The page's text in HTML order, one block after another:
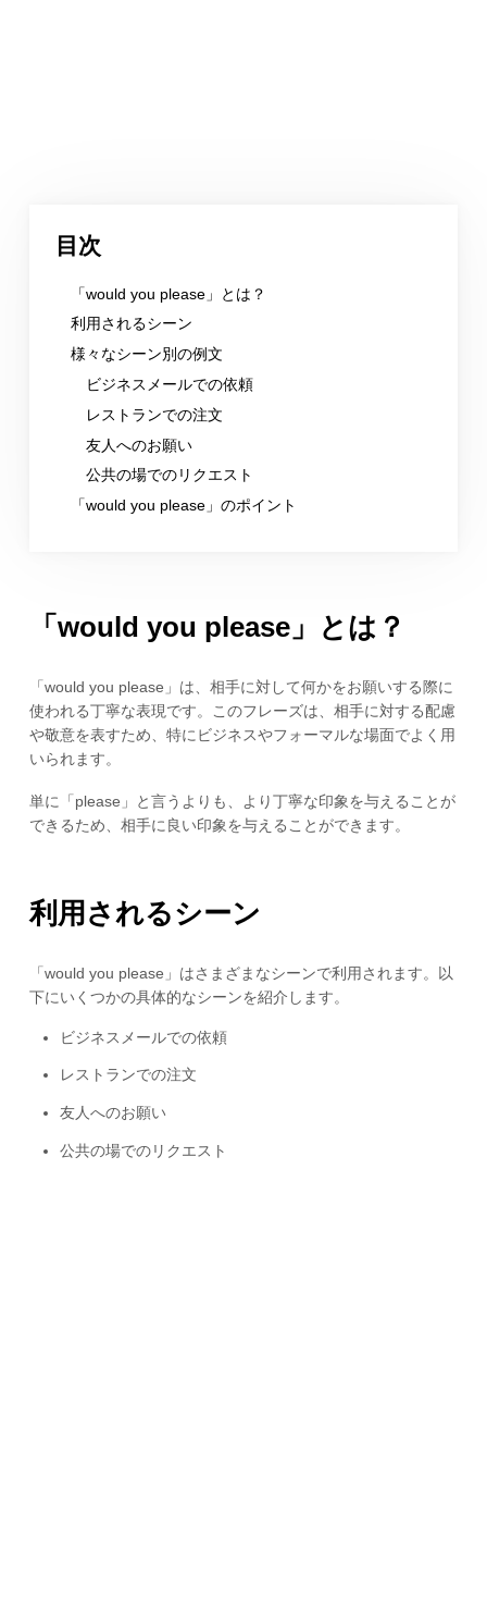
目次
「would you please」とは？
利用されるシーン
様々なシーン別の例文
ビジネスメールでの依頼
レストランでの注文
友人へのお願い
公共の場でのリクエスト
「would you please」のポイント
「would you please」とは？
「would you please」は、相手に対して何かをお願いする際に
使われる丁寧な表現です。このフレーズは、相手に対する配慮
や敬意を表すため、特にビジネスやフォーマルな場面でよく用
いられます。
単に「please」と言うよりも、より丁寧な印象を与えることが
できるため、相手に良い印象を与えることができます。
利用されるシーン
「would you please」はさまざまなシーンで利用されます。以
下にいくつかの具体的なシーンを紹介します。
ビジネスメールでの依頼
レストランでの注文
友人へのお願い
公共の場でのリクエスト